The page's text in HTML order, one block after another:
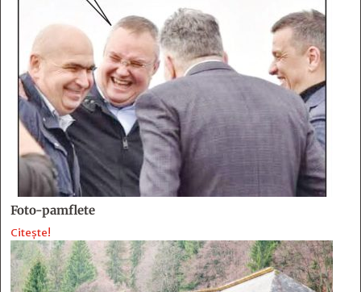
Foto-pamflete
Citește!